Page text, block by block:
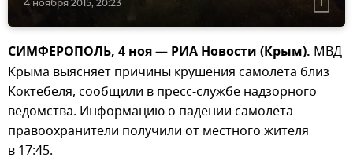
4 ноября 2015, 20:23
СИМФЕРОПОЛЬ, 4 ноя — РИА Новости (Крым). МВД
Крыма выясняет причины крушения самолета близ
Коктебеля, сообщили в пресс-службе надзорного
ведомства. Информацию о падении самолета
правоохранители получили от местного жителя
в 17:45.